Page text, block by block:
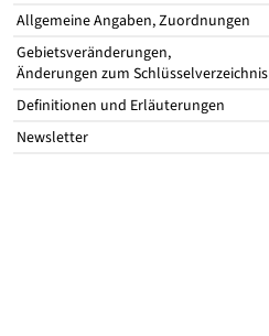
Allgemeine Angaben, Zuordnungen
Gebietsveränderungen,
Änderungen zum Schlüsselverzeichnis
Definitionen und Erläuterungen
Newsletter